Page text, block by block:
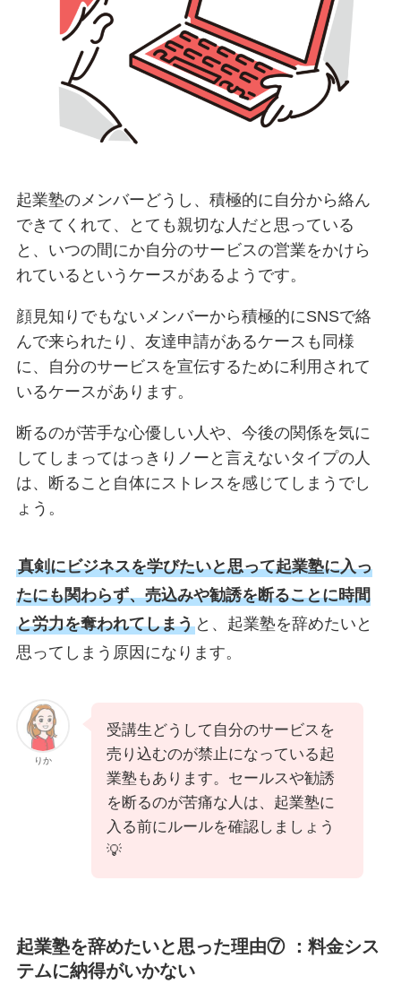
起業塾のメンバーどうし、積極的に自分から絡ん
できてくれて、とても親切な人だと思っている
と、いつの間にか自分のサービスの営業をかけら
れているというケースがあるようです。
顔見知りでもないメンバーから積極的にSNSで絡
んで来られたり、友達申請があるケースも同様
に、自分のサービスを宣伝するために利用されて
いるケースがあります。
断るのが苦手な心優しい人や、今後の関係を気に
してしまってはっきりノーと言えないタイプの人
は、断ること自体にストレスを感じてしまうでし
ょう。
真剣にビジネスを学びたいと思って起業塾に入っ
たにも関わらず、売込みや勧誘を断ることに時間
と労力を奪われてしまうと、起業塾を辞めたいと
思ってしまう原因になります。
りか
受講生どうして自分のサービスを
売り込むのが禁止になっている起
業塾もあります。セールスや勧誘
を断るのが苦痛な人は、起業塾に
入る前にルールを確認しましょう
💡
起業塾を辞めたいと思った理由⑦ ：料金シス
テムに納得がいかない